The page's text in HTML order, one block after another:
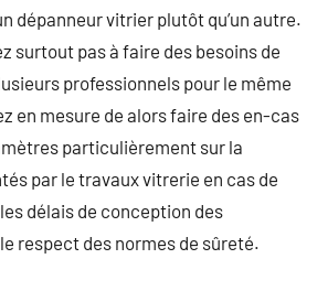
dépanneur vitrier plutôt qu’un autre.
surtout pas à faire des besoins de
professionnels pour le même
en mesure de alors faire des en-cas
particulièrement sur la
par le travaux vitrerie en cas de
délais de conception des
respect des normes de sûreté.